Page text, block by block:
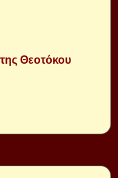
της Θεοτόκου